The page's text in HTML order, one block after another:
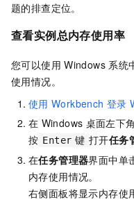
题的排查定位。
查看实例总内存使用率
您可以使用 Windows 系统
使用情况。
使用 Workbench 登录
在 Windows 桌面左下
按 Enter 键 打开任务
在任务管理器界面中单
内存使用情况。
右侧面板将显示内存使